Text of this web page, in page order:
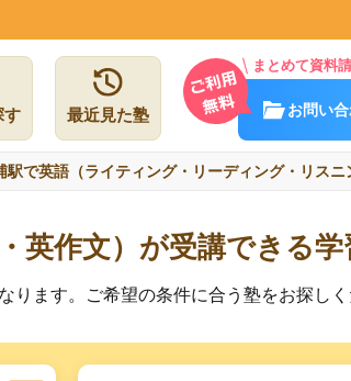
す 最近見た塾
まとめて資料
お問い
駅で英語（ライティング・リーディング・リス
英作文）が受講できる学
ます。ご希望の条件に合う塾をお探しく